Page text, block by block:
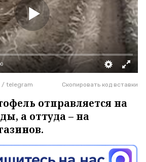
Скопировать код вставки
/ telegram
отправляется на
а оттуда – на